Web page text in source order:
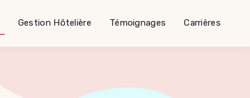
Gestion Hôtelière Témoignages Carrières